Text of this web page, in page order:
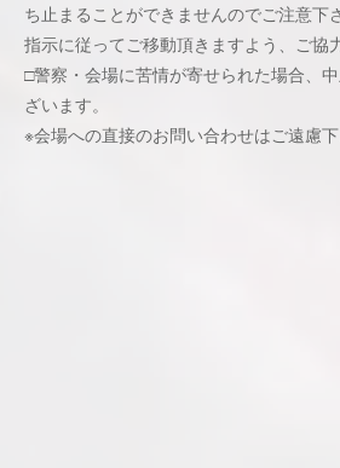
ち止まることができませんのでご注意下
指示に従ってご移動頂きますよう、ご協
□警察・会場に苦情が寄せられた場合、
ざいます。
※会場への直接のお問い合わせはご遠慮下